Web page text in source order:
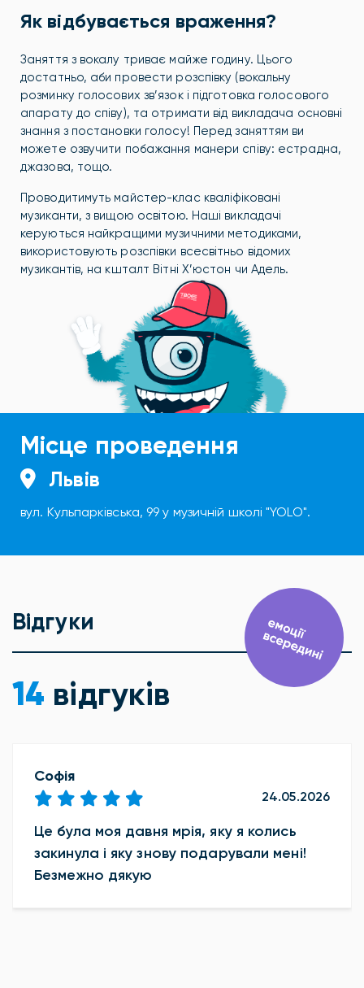
Як відбувається враження?
Заняття з вокалу триває майже годину. Цього
достатньо, аби провести розспівку (вокальну
розминку голосових зв’язок і підготовка голосового
апарату до співу), та отримати від викладача основні
знання з постановки голосу! Перед заняттям ви
можете озвучити побажання манери співу: естрадна,
джазова, тощо.
Проводитимуть майстер-клас кваліфіковані
музиканти, з вищою освітою. Наші викладачі
керуються найкращими музичними методиками,
використовують розспівки всесвітньо відомих
музикантів, на кшталт Вітні Х’юстон чи Адель.
Місце проведення
Львів
вул. Кульпарківська, 99 у музичній школі "YOLO".
Відгуки
14 відгуків
Софія
24.05.2026
Це була моя давня мрія, яку я колись
закинула і яку знову подарували мені!
Безмежно дякую